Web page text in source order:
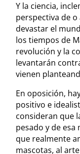
Y la ciencia,
perspectiva de
devastar el
los tiempos de
revolución y la
levantarán
vienen
En oposición,
positivo e
consideran que
pesado y de esa
que realmente
mascotas, al